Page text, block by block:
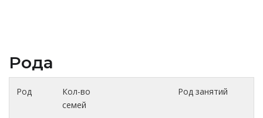
Рода
Род
Кол-во
семей
Род занятий